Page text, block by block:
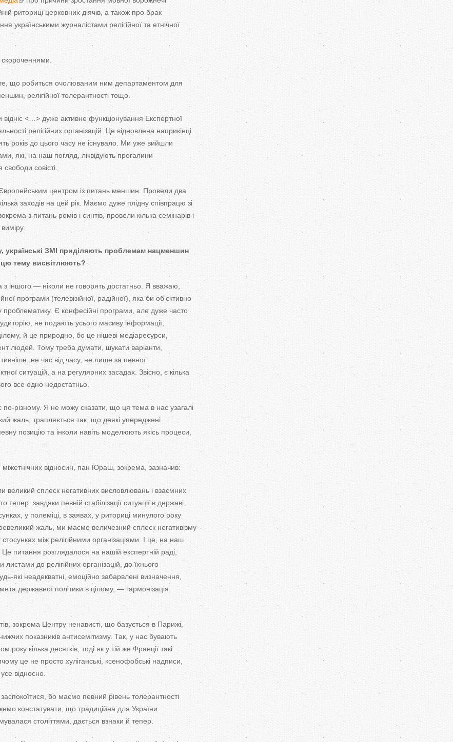
риториці церковних діячів, а також про брак
українськими журналістами релігійної та етнічної
що робиться очолюваним ним департаментом для
релігійної толерантності тощо.
відніс < > дуже активне функціонування Експертної
релігійних організацій. Це відновлена наприкінці
років до цього часу не існувало. Ми уже вийшли
які, на наш погляд, ліквідують прогалини
совісті.
центром із питань меншин. Провели два
заходів на цей рік. Маємо дуже плідну співпрацю зі
з питань ромів і синтів, провели кілька семінарів і
українські ЗМІ приділяють проблемам нацменшин
цю тему висвітлюють?
з іншого — ніколи не говорять достатньо. Я вважаю,
програми (телевізійної, радійної), яка би об’єктивно
проблематику. Є конфесійні програми, але дуже часто
не подають усього масиву інформації,
й це природно, бо це нішеві медіаресурси,
людей. Тому треба думати, шукати варіанти,
не час від часу, не лише за певної
ситуацій, а на регулярних засадах. Звісно, є кілька
все одно недостатньо.
по-різному. Я не можу сказати, що ця тема в нас узагалі
жаль, трапляється так, що деякі упереджені
позицію та інколи навіть моделюють якісь процеси,
відносин, пан Юраш, зокрема, зазначив:
великий сплеск негативних висловлювань і взаємних
тепер, завдяки певній стабілізації ситуації в державі,
у полеміці, в заявах, у риториці минулого року
жаль, ми маємо величезний сплеск негативізму
стосунках між релігійними організаціями. І це, на наш
Це питання розглядалося на нашій експертній раді,
листами до релігійних організацій, до їхнього
які неадекватні, емоційно забарвлені визначення,
мета державної політики в цілому, — гармонізація
зокрема Центру ненависті, що базується в Парижі,
показників антисемітизму. Так, у нас бувають
року кілька десятків, тоді як у тій же Франції такі
це не просто хуліганські, ксенофобські надписи,
відносно.
бо маємо певний рівень толерантності
констатувати, що традиційна для України
століттями, дається взнаки й тепер.
T
b
s